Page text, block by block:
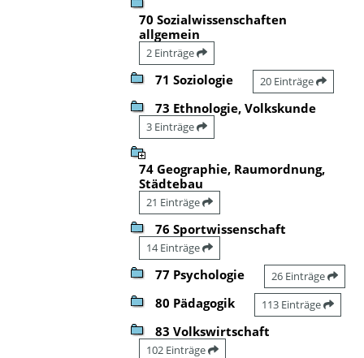
70 Sozialwissenschaften
allgemein
2 Einträge
71 Soziologie 20 Einträge
73 Ethnologie, Volkskunde
3 Einträge
74 Geographie, Raumordnung,
Städtebau
21 Einträge
76 Sportwissenschaft
14 Einträge
77 Psychologie 26 Einträge
80 Pädagogik 113 Einträge
83 Volkswirtschaft
102 Einträge